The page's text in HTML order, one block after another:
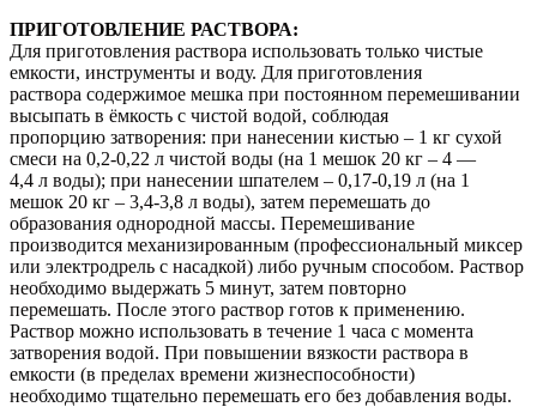
ПРИГОТОВЛЕНИЕ РАСТВОРА:
Для приготовления раствора использовать только чистые
емкости, инструменты и воду. Для приготовления
раствора содержимое мешка при постоянном перемешивании
высыпать в ёмкость с чистой водой, соблюдая
пропорцию затворения: при нанесении кистью – 1 кг сухой
смеси на 0,2-0,22 л чистой воды (на 1 мешок 20 кг – 4 —
4,4 л воды); при нанесении шпателем – 0,17-0,19 л (на 1
мешок 20 кг – 3,4-3,8 л воды), затем перемешать до
образования однородной массы. Перемешивание
производится механизированным (профессиональный миксер
или электродрель с насадкой) либо ручным способом. Раствор
необходимо выдержать 5 минут, затем повторно
перемешать. После этого раствор готов к применению.
Раствор можно использовать в течение 1 часа с момента
затворения водой. При повышении вязкости раствора в
емкости (в пределах времени жизнеспособности)
необходимо тщательно перемешать его без добавления воды.